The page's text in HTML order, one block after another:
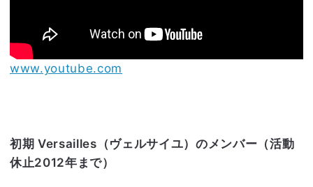
www.youtube.com
初期 Versailles（ヴェルサイユ）のメンバー（活動
休止2012年まで）